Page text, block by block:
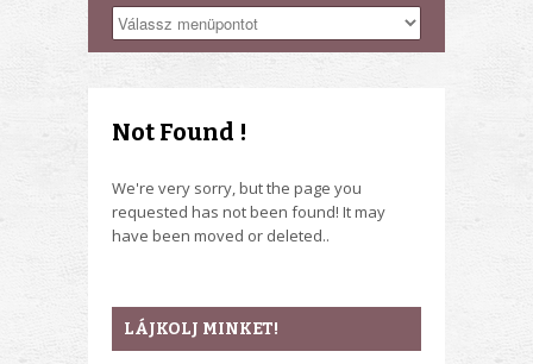
Not Found !
We're very sorry, but the page you
requested has not been found! It may
have been moved or deleted..
LÁJKOLJ MINKET!